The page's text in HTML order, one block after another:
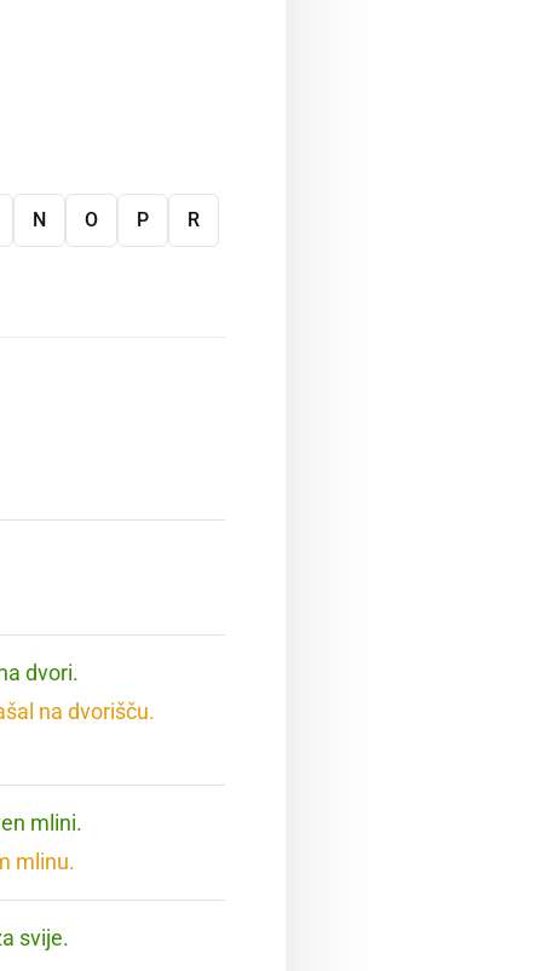
N O P R
dvori.
na dvorišču.
mlini.
mlinu.
svije.